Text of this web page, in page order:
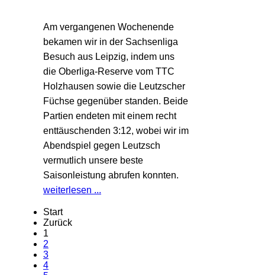
Am vergangenen Wochenende
bekamen wir in der Sachsenliga
Besuch aus Leipzig, indem uns
die Oberliga-Reserve vom TTC
Holzhausen sowie die Leutzscher
Füchse gegenüber standen. Beide
Partien endeten mit einem recht
enttäuschenden 3:12, wobei wir im
Abendspiel gegen Leutzsch
vermutlich unsere beste
Saisonleistung abrufen konnten.
weiterlesen ...
Start
Zurück
1
2
3
4